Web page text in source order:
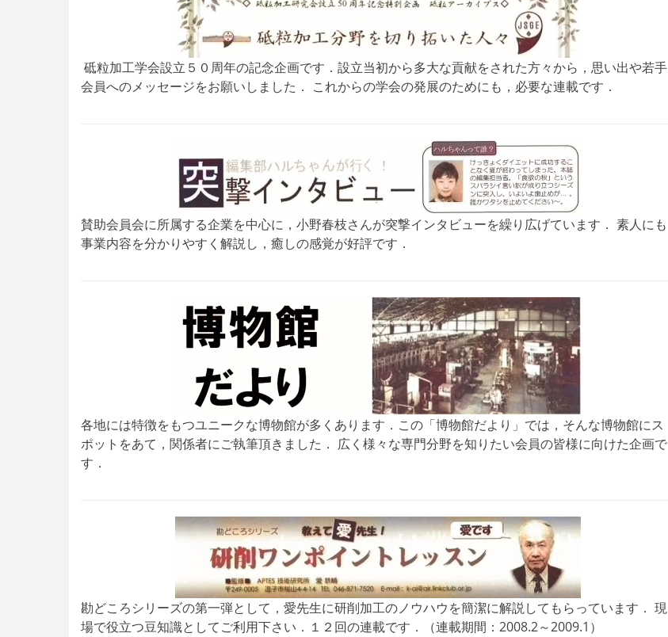
砥粒加工学会設立５０周年の記念企画です．設立当初から多大な貢献をされた方々から，思い出や若手
会員へのメッセージをお願いしました． これからの学会の発展のためにも，必要な連載です．
賛助会員会に所属する企業を中心に，小野春枝さんが突撃インタビューを繰り広げています． 素人にも
事業内容を分かりやすく解説し，癒しの感覚が好評です．
各地には特徴をもつユニークな博物館が多くあります．この「博物館だより」では，そんな博物館にス
ポットをあて，関係者にご執筆頂きました． 広く様々な専門分野を知りたい会員の皆様に向けた企画で
す．
勘どころシリーズの第一弾として，愛先生に研削加工のノウハウを簡潔に解説してもらっています． 現
場で役立つ豆知識としてご利用下さい．１２回の連載です．（連載期間：2008.2～2009.1）